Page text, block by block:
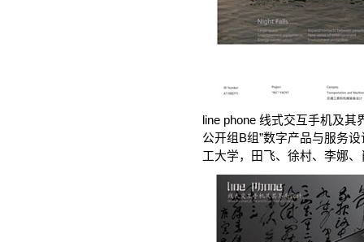
line phone 线式交互手机及其
公开组B组”数字产品与服务
工大学，田飞、徐村、李娜